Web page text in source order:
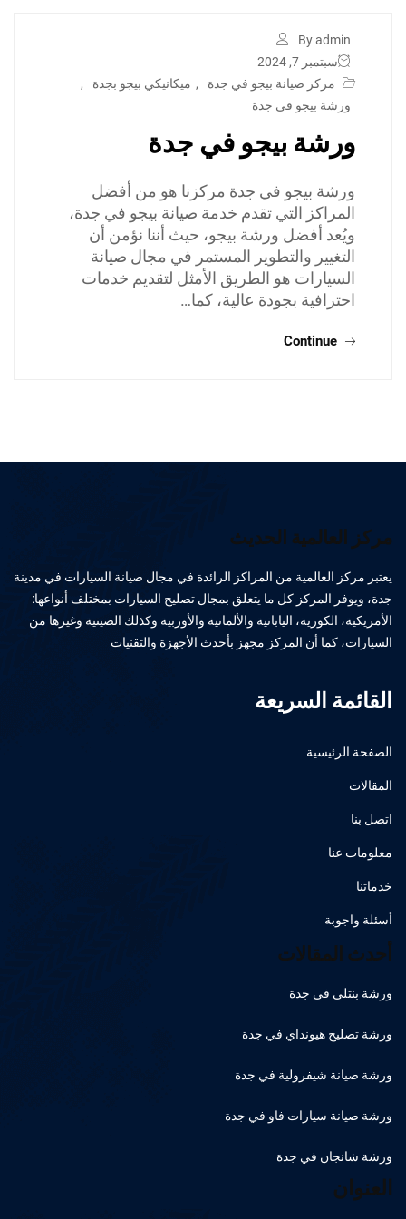
By admin
سبتمبر 7, 2024
مركز صيانة بيجو في جدة
, ميكانيكي بيجو بجدة
,
ورشة بيجو في جدة
ورشة بيجو في جدة
ورشة بيجو في جدة مركزنا هو من أفضل
المراكز التي تقدم خدمة صيانة بيجو في جدة،
ويُعد أفضل ورشة بيجو، حيث أننا نؤمن أن
التغيير والتطوير المستمر في مجال صيانة
السيارات هو الطريق الأمثل لتقديم خدمات
احترافية بجودة عالية، كما…
Continue
مركز العالمية الحديث
يعتبر مركز العالمية من المراكز الرائدة في مجال صيانة السيارات في مدينة
جدة، ويوفر المركز كل ما يتعلق بمجال تصليح السيارات بمختلف أنواعها:
الأمريكية، الكورية، اليابانية والألمانية والأوربية وكذلك الصينية وغيرها من
السيارات، كما أن المركز مجهز بأحدث الأجهزة والتقنيات
القائمة السريعة
الصفحة الرئيسية
المقالات
اتصل بنا
معلومات عنا
خدماتنا
أسئلة واجوبة
أحدث المقالات
ورشة بنتلي في جدة
ورشة تصليح هيونداي في جدة
ورشة صيانة شيفرولية في جدة
ورشة صيانة سيارات فاو في جدة
ورشة شانجان في جدة
العنوان